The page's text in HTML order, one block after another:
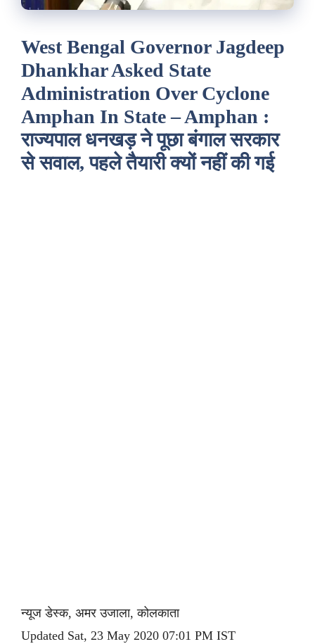
West Bengal Governor Jagdeep
Dhankhar Asked State
Administration Over Cyclone
Amphan In State – Amphan :
राज्यपाल धनखड़ ने पूछा बंगाल सरकार
से सवाल, पहले तैयारी क्यों नहीं की गई
न्यूज डेस्क, अमर उजाला, कोलकाता
Updated Sat, 23 May 2020 07:01 PM IST